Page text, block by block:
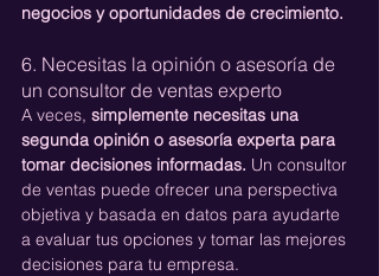
negocios y oportunidades de crecimiento.
6. Necesitas la opinión o asesoría de
un consultor de ventas experto
A veces, simplemente necesitas una
segunda opinión o asesoría experta para
tomar decisiones informadas. Un consultor
de ventas puede ofrecer una perspectiva
objetiva y basada en datos para ayudarte
a evaluar tus opciones y tomar las mejores
decisiones para tu empresa.